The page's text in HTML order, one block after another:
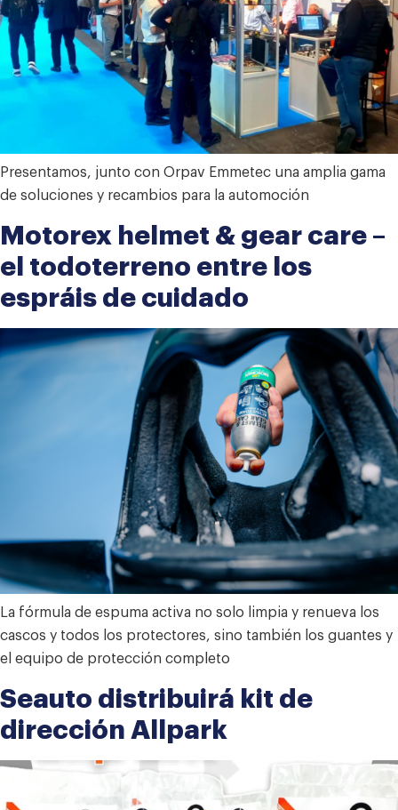
Presentamos, junto con Orpav Emmetec una amplia gama
de soluciones y recambios para la automoción
Motorex helmet & gear care –
el todoterreno entre los
espráis de cuidado
La fórmula de espuma activa no solo limpia y renueva los
cascos y todos los protectores, sino también los guantes y
el equipo de protección completo
Seauto distribuirá kit de
dirección Allpark